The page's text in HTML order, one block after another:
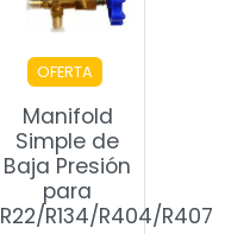
OFERTA
Manifold
Simple de
Baja Presión
para
R22/R134/R404/R407